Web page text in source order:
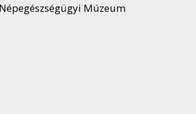
Múzeum